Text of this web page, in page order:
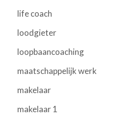
life coach
loodgieter
loopbaancoaching
maatschappelijk werk
makelaar
makelaar 1